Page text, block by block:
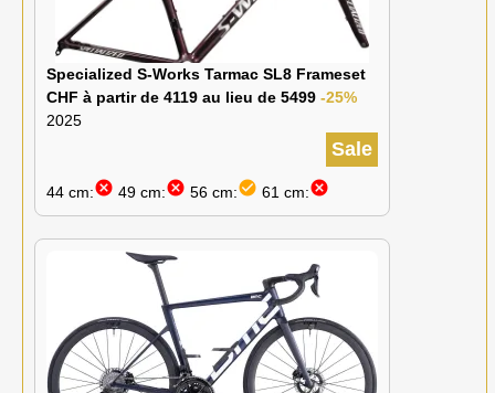
Specialized S-Works Tarmac SL8 Frameset
CHF à partir de 4119 au lieu de 5499 -25%
2025
Sale
44 cm:cancel 49 cm:cancel 56 cm:check_circle 61 cm:cancel